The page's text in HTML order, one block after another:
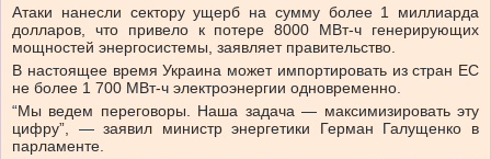
Атаки нанесли сектору ущерб на сумму более 1 миллиарда
долларов, что привело к потере 8000 МВт-ч генерирующих
мощностей энергосистемы, заявляет правительство.
В настоящее время Украина может импортировать из стран ЕС
не более 1 700 МВт-ч электроэнергии одновременно.
“Мы ведем переговоры. Наша задача — максимизировать эту
цифру”, — заявил министр энергетики Герман Галущенко в
парламенте.